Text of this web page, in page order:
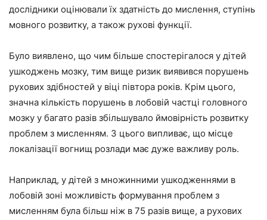
дослідники оцінювали їх здатність до мислення, ступінь
мовного розвитку, а також рухові функції.
Було виявлено, що чим більше спостерігалося у дітей
ушкоджень мозку, тим вище ризик виявився порушень
рухових здібностей у віці півтора років. Крім цього,
значна кількість порушень в лобовій частці головного
мозку у багато разів збільшувало ймовірність розвитку
проблем з мисленням. З цього випливає, що місце
локалізації вогнищ розлади має дуже важливу роль.
Наприклад, у дітей з множинними ушкодженнями в
лобовій зоні можливість формування проблем з
мисленням була більш ніж в 75 разів вище, а рухових